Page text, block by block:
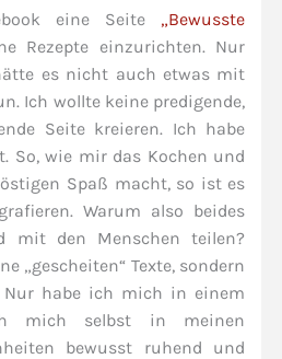
eine Seite „Bewusste
Rezepte einzurichten. Nur
es nicht auch etwas mit
Ich wollte keine predigende,
Seite kreieren. Ich habe
So, wie mir das Kochen und
Spaß macht, so ist es
Warum also beides
mit den Menschen teilen?
„gescheiten“ Texte, sondern
Nur habe ich mich in einem
mich selbst in meinen
bewusst ruhend und